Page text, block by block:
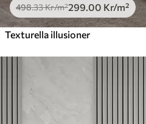
498.33Kr/m²299 .00 Kr/m²
Texturella illusioner